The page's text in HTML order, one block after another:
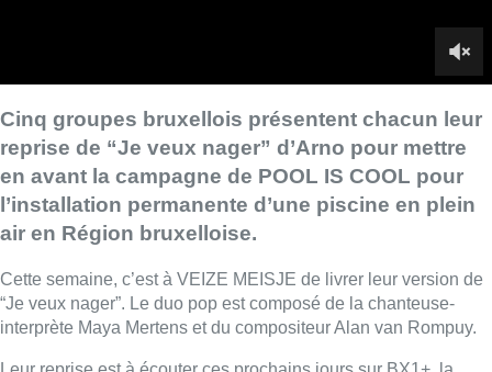
interprète Maya Mertens et du compositeur Alan van Rompuy.
Leur reprise est à écouter ces prochains jours sur BX1+, la
!
► La campagne de financement participatif de POOL IS COOL
est ouverte sur le site de Growfunding en cliquant ici
►Découvrez notre dossier complet et chaque semaine sur
chacun, à leur sauce, le tube “Je veux nager” d’Arno
Lire aussi :